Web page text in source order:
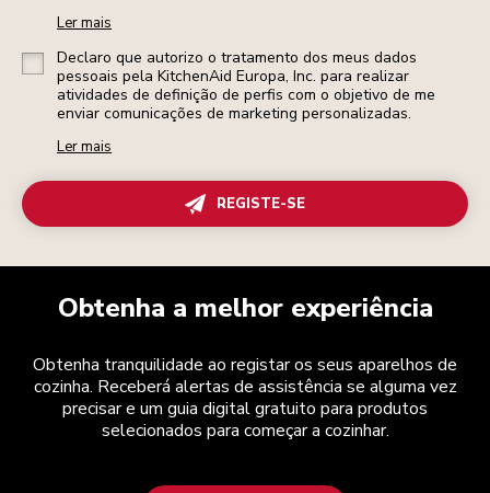
Ler mais
Declaro que autorizo o tratamento dos meus dados
pessoais pela KitchenAid Europa, Inc. para realizar
atividades de definição de perfis com o objetivo de me
enviar comunicações de marketing personalizadas.
Ler mais
REGISTE-SE
Obtenha a melhor experiência
Obtenha tranquilidade ao registar os seus aparelhos de
cozinha. Receberá alertas de assistência se alguma vez
precisar e um guia digital gratuito para produtos
selecionados para começar a cozinhar.